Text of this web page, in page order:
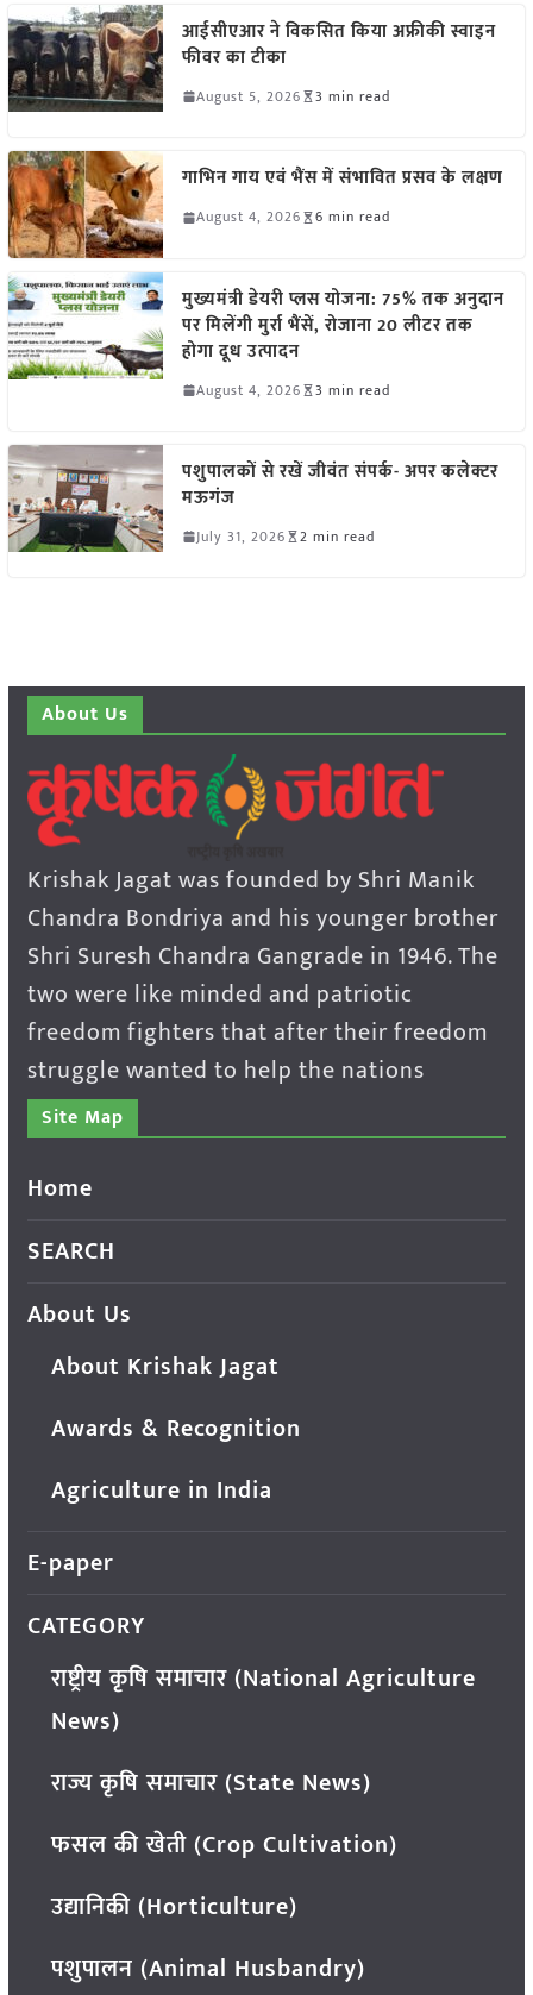
आईसीएआर ने विकसित किया अफ्रीकी स्वाइन
फीवर का टीका
August 5, 2026 3 min read
गाभिन गाय एवं भैंस में संभावित प्रसव के लक्षण
August 4, 2026 6 min read
मुख्यमंत्री डेयरी प्लस योजना: 75% तक अनुदान
पर मिलेंगी मुर्रा भैंसें, रोजाना 20 लीटर तक
होगा दूध उत्पादन
August 4, 2026 3 min read
पशुपालकों से रखें जीवंत संपर्क- अपर कलेक्टर
मऊगंज
July 31, 2026 2 min read
About Us
Krishak Jagat was founded by Shri Manik
Chandra Bondriya and his younger brother
Shri Suresh Chandra Gangrade in 1946. The
two were like minded and patriotic
freedom fighters that after their freedom
struggle wanted to help the nations
Site Map
Home
SEARCH
About Us
About Krishak Jagat
Awards & Recognition
Agriculture in India
E-paper
CATEGORY
राष्ट्रीय कृषि समाचार (National Agriculture
News)
राज्य कृषि समाचार (State News)
फसल की खेती (Crop Cultivation)
उद्यानिकी (Horticulture)
पशुपालन (Animal Husbandry)